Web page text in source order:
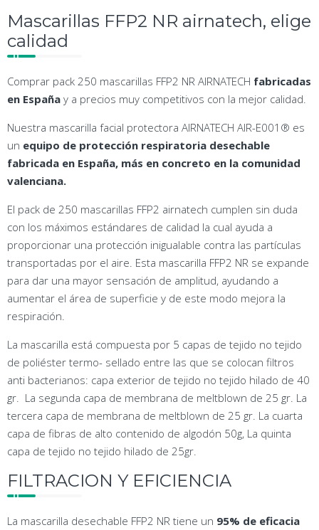
Mascarillas FFP2 NR airnatech, elige
calidad
Comprar pack 250 mascarillas FFP2 NR AIRNATECH fabricadas
en España y a precios muy competitivos con la mejor calidad.
Nuestra mascarilla facial protectora AIRNATECH AIR-E001® es
un equipo de protección respiratoria desechable
fabricada en España, más en concreto en la comunidad
valenciana.
El pack de 250 mascarillas FFP2 airnatech cumplen sin duda
con los máximos estándares de calidad la cual ayuda a
proporcionar una protección inigualable contra las partículas
transportadas por el aire. Esta mascarilla FFP2 NR se expande
para dar una mayor sensación de amplitud, ayudando a
aumentar el área de superficie y de este modo mejora la
respiración.
La mascarilla está compuesta por 5 capas de tejido no tejido
de poliéster termo- sellado entre las que se colocan filtros
anti bacterianos: capa exterior de tejido no tejido hilado de 40
gr. La segunda capa de membrana de meltblown de 25 gr. La
tercera capa de membrana de meltblown de 25 gr. La cuarta
capa de fibras de alto contenido de algodón 50g, La quinta
capa de tejido no tejido hilado de 25gr.
FILTRACION Y EFICIENCIA
La mascarilla desechable FFP2 NR tiene un 95% de eficacia